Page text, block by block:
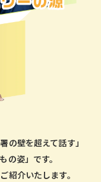
の壁を超えて話す」
の姿」です。
紹介いたします。